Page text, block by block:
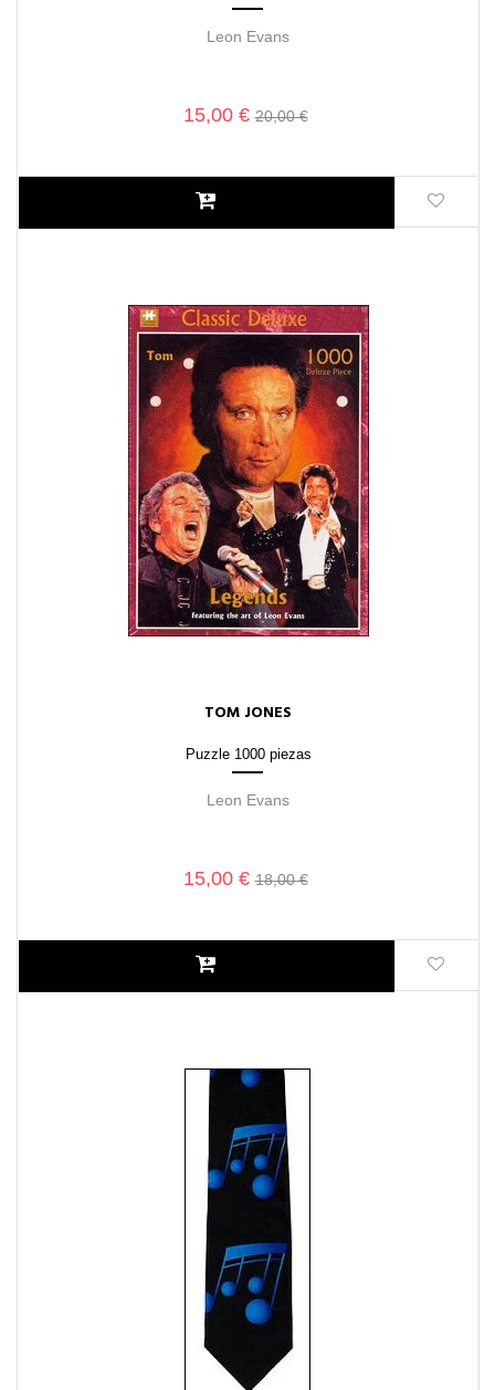
Leon Evans
15,00 €20,00 €
TOM JONES
Puzzle 1000 piezas
Leon Evans
15,00 €18,00 €